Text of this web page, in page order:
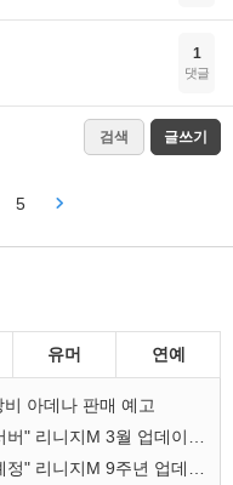
1
댓글
검색 글쓰기
5
유머 연예
아데나 판매 예고